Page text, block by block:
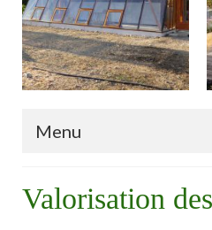
Menu
Valorisation